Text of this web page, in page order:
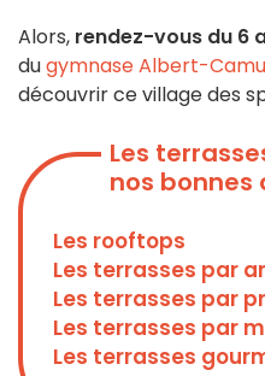
Alors, rendez-vous du 6
dugymnase Albert-
découvrir ce village des
Les
nos bonnes
Les rooftops
Les terrasses par
Les terrasses par
Les terrasses par
Les terrasses